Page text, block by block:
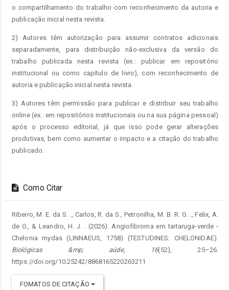
o compartilhamento do trabalho com reconhecimento da autoria e
publicação inicial nesta revista.
2) Autores têm autorização para assumir contratos adicionais
separadamente, para distribuição não-exclusiva da versão do
trabalho publicada nesta revista (ex.: publicar em repositório
institucional ou como capítulo de livro), com reconhecimento de
autoria e publicação inicial nesta revista.
3) Autores têm permissão para publicar e distribuir seu trabalho
online (ex.: em repositórios institucionais ou na sua página pessoal)
após o processo editorial, já que isso pode gerar alterações
produtivas, bem como aumentar o impacto e a citação do trabalho
publicado.
Como Citar
Ribeiro, M. E. da S. ., Carlos, R. da S., Petronilha, M. B. R. G. ., Felix, A.
de O., & Leandro, H. J. . (2026). Angiofibroma em tartaruga-verde -
Chelonia mydas (LINNAEUS, 1758) (TESTUDINES: CHELONIDAE).
Biológicas &mp; aúde, 16(52), 25–26.
https://doi.org/10.25242/8868165220263211
FOMATOS DE CITAÇÃO